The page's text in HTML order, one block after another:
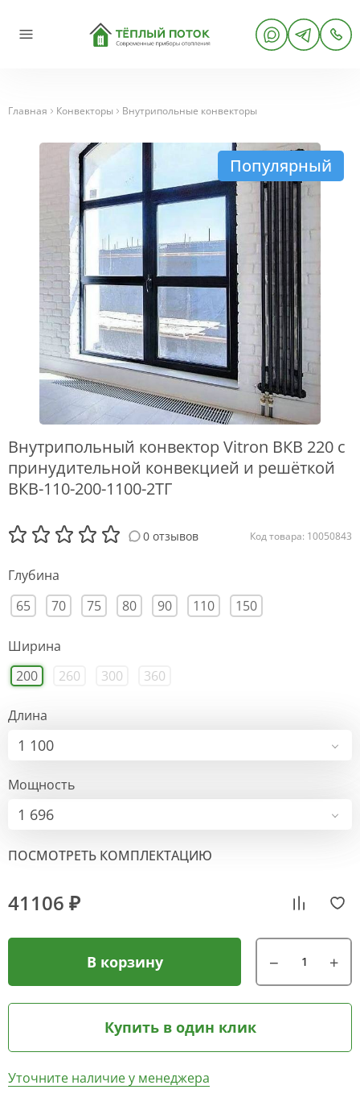
Главная Конвекторы Внутрипольные конвекторы
Популярный
Внутрипольный конвектор Vitron ВКВ 220 с
принудительной конвекцией и решёткой
ВКВ-110-200-1100-2ТГ
0 отзывов Код товара: 10050843
Глубина
65
70 75 80 90 110 150
Ширина
200
260 300 360
Длина
1 100
Мощность
1 696
ПОСМОТРЕТЬ КОМПЛЕКТАЦИЮ
41106 ₽
В корзину
Купить в один клик
Уточните наличие у менеджера